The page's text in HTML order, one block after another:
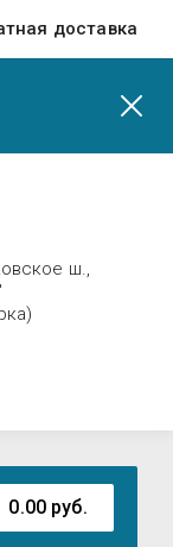
доставка
ш.,
0.00 руб.